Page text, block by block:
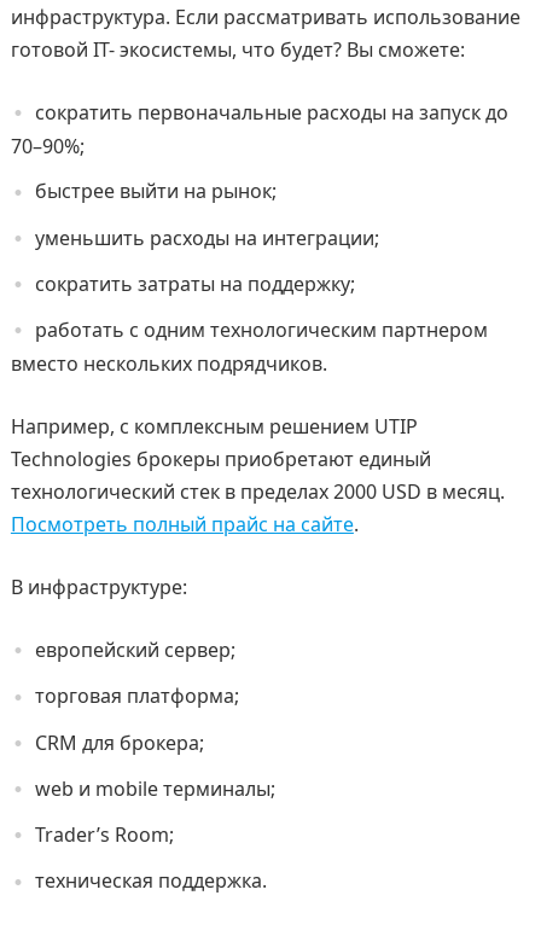
инфраструктура. Если рассматривать использование
готовой IT- экосистемы, что будет? Вы сможете:
сократить первоначальные расходы на запуск до
70–90%;
быстрее выйти на рынок;
уменьшить расходы на интеграции;
сократить затраты на поддержку;
работать с одним технологическим партнером
вместо нескольких подрядчиков.
Например, с комплексным решением UTIP
Technologies брокеры приобретают единый
технологический стек в пределах 2000 USD в месяц.
Посмотреть полный прайс на сайте.
В инфраструктуре:
европейский сервер;
торговая платформа;
CRM для брокера;
web и mobile терминалы;
Trader’s Room;
техническая поддержка.